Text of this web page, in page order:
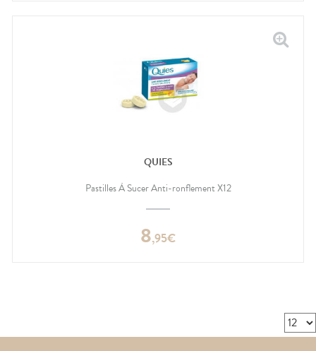
QUIES
Pastilles À Sucer Anti-ronflement X12
8,95€